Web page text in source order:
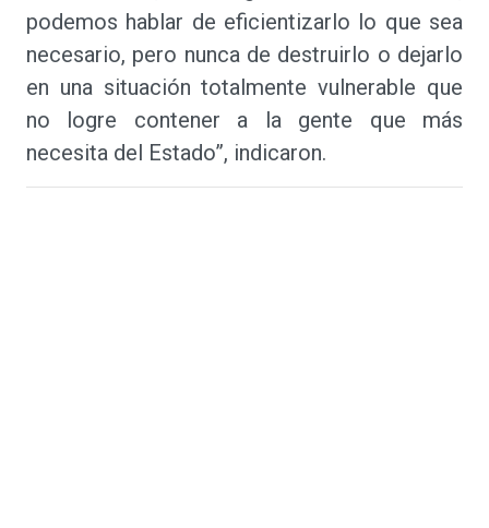
podemos hablar de eficientizarlo lo que sea
necesario, pero nunca de destruirlo o dejarlo
en una situación totalmente vulnerable que
no logre contener a la gente que más
necesita del Estado”, indicaron.